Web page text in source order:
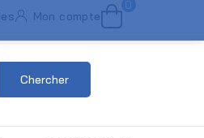
Mon compte
0
Chercher